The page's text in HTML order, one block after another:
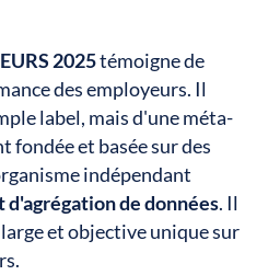
2025témoigne de
des employeurs. Il
label, mais d'une méta-
fondée et basée sur des
indépendant
de données. Il
et objective unique sur